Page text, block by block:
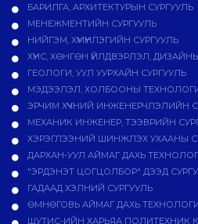
БАРИЛГА, АРХИТЕКТУРЫН СУРГУУЛЬ
МЕНЕЖМЕНТИЙН СУРГУУЛЬ
НИЙГЭМ, ХҮМҮҮНЛЭГИЙН СУРГУУЛЬ
ХҮНС, ХӨНГӨН ҮЙЛДВЭРЛЭЛ,
ГЕОЛОГИ, УУЛ УУРХАЙН СУРГУУЛЬ
МЭДЭЭЛЭЛ, ХОЛБООНЫ
ЭРЧИМ ХҮЧНИЙ ИНЖЕНЕРЧЛЭЛИЙН
МЕХАНИК ИНЖЕНЕР, ТЭЭВРИЙН
ХЭРЭГЛЭЭНИЙ ШИНЖЛЭХ УХААНЫ
ДАРХАН-УУЛ АЙМАГ ДАХЬ
"ЭРДЭНЭТ ЦОГЦОЛБОР" ДЭЭД
ГАДААД ХЭЛНИЙ СУРГУУЛЬ
ӨМНӨГОВЬ АЙМАГ ДАХЬ
ШУТИС-ИЙН ХАРЬЯА ПОЛИТЕХНИК